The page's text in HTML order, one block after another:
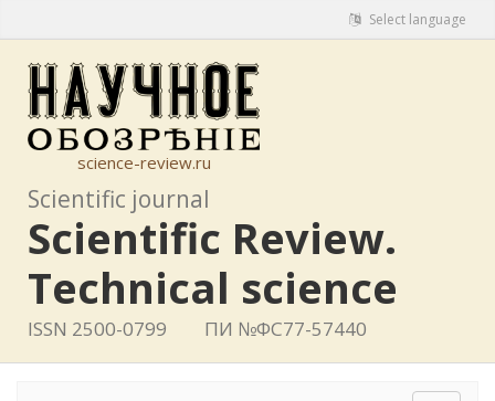
Select language
science-review.ru
Scientific journal
Scientific Review.
Technical science
ISSN 2500-0799 ПИ №ФС77-57440